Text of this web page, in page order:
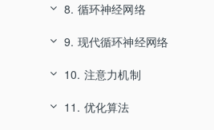
2.6. 概率
2.7. 查阅文档
3.5. 图像分类数据集
4.5. 权重衰减
4.6. 暂退法（Dropout）
5.3. 延后初始化
5.4. 自定义层
5.5. 读写文件
5.6. GPU计算
6.2. 图像卷积
6.3. 填充和步幅
6.4. 多输入多输出通道
6.5. 汇聚层
7.3. 网络中的网络（NiN）
8. 循环神经网络
8.1. 序列模型
8.2. 文本预处理
8.3. 语言模型和数据集
9. 现代循环神经网络
9.2. 长短期记忆（LSTM）
10. 注意力机制
10.1. 注意力提示
11. 优化算法